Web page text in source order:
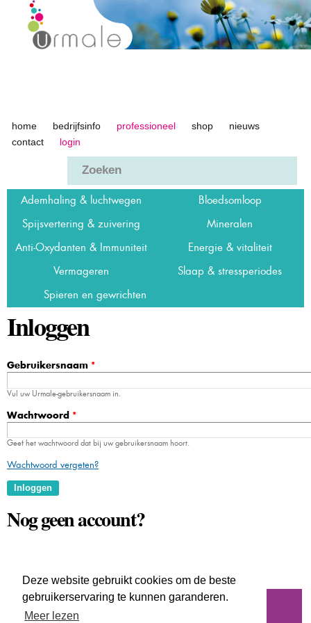
Deze website gebruikt cookies om de beste
gebruikerservaring te kunnen garanderen.
Meer lezen
en naar
de inhoud
gaan
Urmale
home bedrijfsinfo professioneel shop
nieuws
contact
login
Ademhaling & luchtwegen Bloedsomloop
Spijsvertering & zuivering Mineralen
Anti-Oxydanten & Immuniteit Energie & vitaliteit
Vermageren Slaap & stressperiodes
Spieren en gewrichten
Inloggen
Gebruikersnaam *
Vul uw Urmale-gebruikersnaam in.
Wachtwoord *
Geef het wachtwoord dat bij uw gebruikersnaam hoort.
Wachtwoord vergeten?
Nog geen account?
Nieuwsbrief